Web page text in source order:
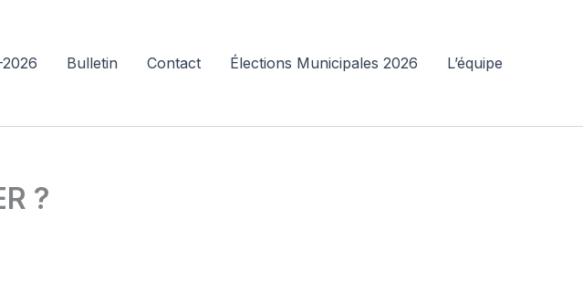
Bulletin Contact Élections Municipales 2026 L’équipe
?